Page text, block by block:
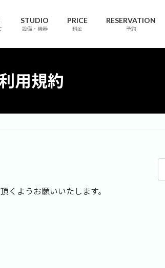
STUDIO
設備・機器
PRICE
料金
RESERVATION
予約
用規約
くようお願いいたします。